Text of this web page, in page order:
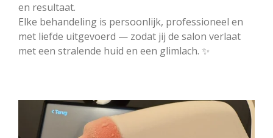
en resultaat.
Elke behandeling is persoonlijk, professioneel en
met liefde uitgevoerd — zodat jij de salon verlaat
met een stralende huid en een glimlach. ✨